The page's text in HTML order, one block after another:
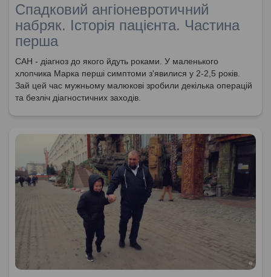
Спадковий ангіоневротичний
набряк. Iсторія пацієнта. Частина
перша
САН - діагноз до якого йдуть роками. У маленького
хлопчика Марка перші симптоми з'явилися у 2-2,5 років.
Зай цей час мужньому малюкові зробили декілька операцій
та безліч діагностичних заходів.